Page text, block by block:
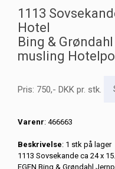
1113
Hotel
Bing &
musling
Pris: 750,- DKK pr. stk.
Varenr: 466663
Beskrivelse: 1 stk på lager
1113 Sovsekande ca 24 x
EGEN Bing & Grøndahl